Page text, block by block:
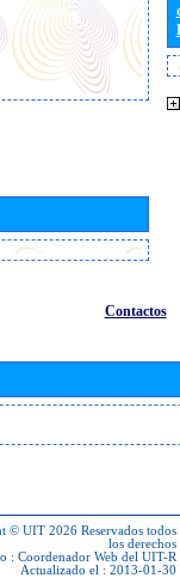
Contactos
© UIT 2026 Reservados todos
los derechos
: Coordenador Web del UIT-R
Actualizado el : 2013-01-30